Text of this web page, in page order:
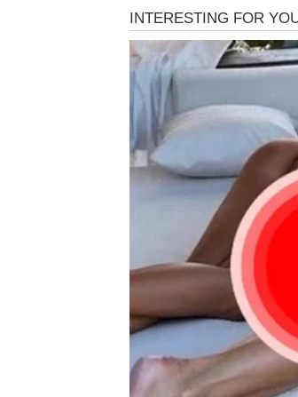
Planete konačno donose
polako ostaje iza njih.
neverovatnom brzinom.
Finansijski preporod
Bikove očekuje veliki
dobiti priliku koju dugo
Ono što je najvažnije
neće živeti u strahu od
Mnogi Bikovi će sebi moći
životni pravac.